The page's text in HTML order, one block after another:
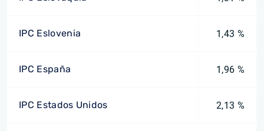
IPC Eslovenia 1,43 %
IPC España 1,96 %
IPC Estados Unidos 2,13 %